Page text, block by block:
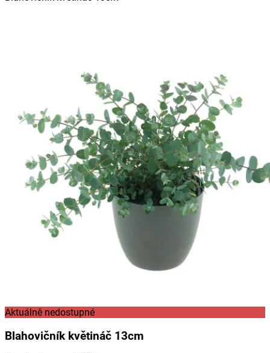
Aktuálně nedostupné
Blahovičník květináč 13cm